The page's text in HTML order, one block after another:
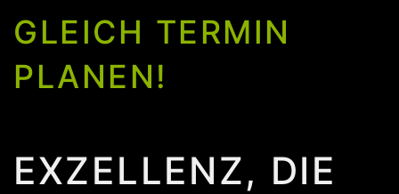
GLEICH TERMIN
PLANEN!
EXZELLENZ, DIE